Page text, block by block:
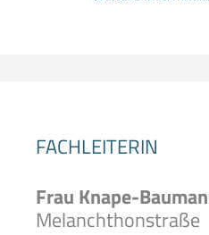
FACHLEITERIN
Frau Knape-
Melanchthonstraße